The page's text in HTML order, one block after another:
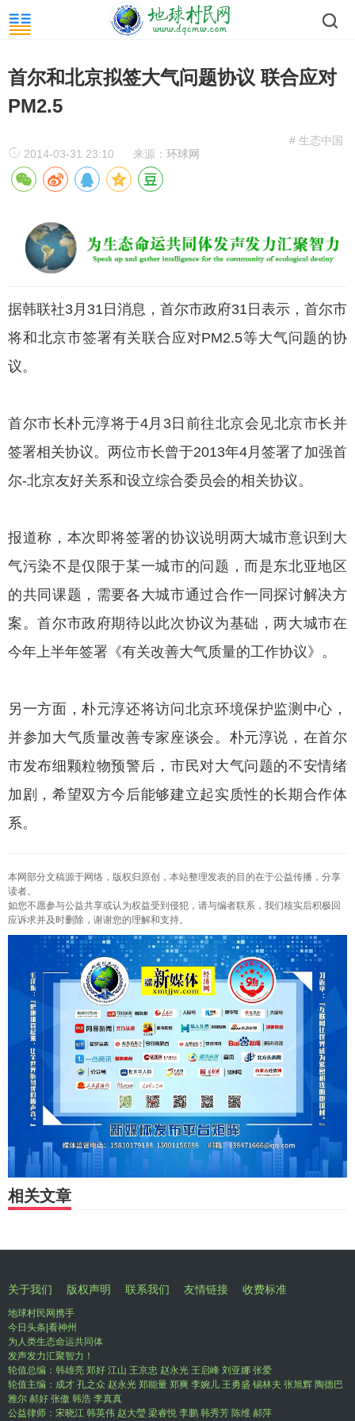
首尔和北京拟签大气问题协议 联合应对
PM2.5
# 生态中国
2014-03-31 23:10
来源： 环球网
据韩联社3月31日消息，首尔市政府31日表示，首尔市
将和北京市签署有关联合应对PM2.5等大气问题的协
议。
首尔市长朴元淳将于4月3日前往北京会见北京市长并
签署相关协议。两位市长曾于2013年4月签署了加强首
尔-北京友好关系和设立综合委员会的相关协议。
报道称，本次即将签署的协议说明两大城市意识到大
气污染不是仅限于某一城市的问题，而是东北亚地区
的共同课题，需要各大城市通过合作一同探讨解决方
案。首尔市政府期待以此次协议为基础，两大城市在
今年上半年签署《有关改善大气质量的工作协议》。
另一方面，朴元淳还将访问北京环境保护监测中心，
并参加大气质量改善专家座谈会。朴元淳说，在首尔
市发布细颗粒物预警后，市民对大气问题的不安情绪
加剧，希望双方今后能够建立起实质性的长期合作体
系。
本网部分文稿源于网络，版权归原创，本站整理发表的目的在于公益传播，分享
读者。
如您不愿参与公益共享或认为权益受到侵犯，请与编者联系，我们核实后积极回
应诉求并及时删除，谢谢您的理解和支持。
相关文章
关于我们 版权声明 联系我们 友情链接 收费标准
地球村民网携手
今日头条|看神州
为人类生态命运共同体
发声发力汇聚智力！
轮值总编：韩雄亮 郑好 江山 王京忠 赵永光 王启峰 刘亚娜 张爱
轮值主编：成才 孔之众 赵永光 郑能量 郑爽 李婉儿 王勇盛 锡林夫 张旭辉 陶德巴
雅尔 郝好 张傲 韩浩 李真真
公益律师：宋晓江 韩英伟 赵大瑩 梁睿悦 李鹏 韩秀芳 陈维 郝萍